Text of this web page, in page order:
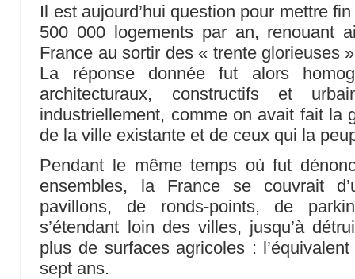
Il est aujourd’hui question pour mettre
500 000 logements par an, renouant
France au sortir des « trente glorieuses
La réponse donnée fut alors
architecturaux, constructifs et
industriellement, comme on avait fait la
de la ville existante et de ceux qui la
Pendant le même temps où fut
ensembles, la France se couvrait
pavillons, de ronds-points, de
s’étendant loin des villes, jusqu’à
plus de surfaces agricoles :
sept ans.